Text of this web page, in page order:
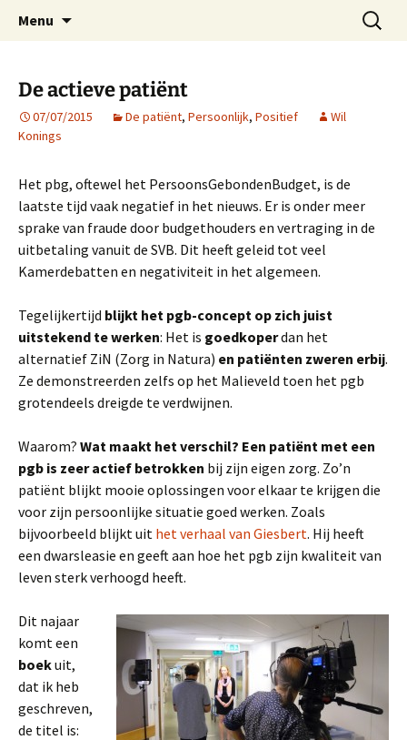
ProBeter
Voor excellente professionals
Menu
Zoeken
naar:
De actieve patiënt
07/07/2015 De patiënt, Persoonlijk, Positief
Wil
Konings
Het pbg, oftewel het PersoonsGebondenBudget, is de
laatste tijd vaak negatief in het nieuws. Er is onder meer
sprake van fraude door budgethouders en vertraging in de
uitbetaling vanuit de SVB. Dit heeft geleid tot veel
Kamerdebatten en negativiteit in het algemeen.
Tegelijkertijd blijkt het pgb-concept op zich juist
uitstekend te werken: Het is goedkoperdan het
alternatief ZiN (Zorg in Natura) en patiënten zweren erbij.
Ze demonstreerden zelfs op het Malieveld toen het pgb
grotendeels dreigde te verdwijnen.
Waarom? Wat maakt het verschil? Een patiënt met een
pgb is zeer actief betrokken bij zijn eigen zorg. Zo’n
patiënt blijkt mooie oplossingen voor elkaar te krijgen die
voor zijn persoonlijke situatie goed werken. Zoals
bijvoorbeeld blijkt uit het verhaal van Giesbert. Hij heeft
een dwarsleasie en geeft aan hoe het pgb zijn kwaliteit van
leven sterk verhoogd heeft.
Dit najaar
komt een
boekuit,
dat ik heb
geschreven,
de titel is: